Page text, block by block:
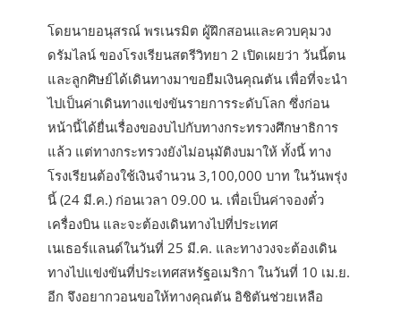
โดยนายอนุสรณ์ พรเนรมิต ผู้ฝึกสอนและควบคุมวง
ดรัมไลน์ ของโรงเรียนสตรีวิทยา 2 เปิดเผยว่า วันนี้ตน
และลูกศิษย์ได้เดินทางมาขอยืมเงินคุณตัน เพื่อที่จะนำ
ไปเป็นค่าเดินทางแข่งขันรายการระดับโลก ซึ่งก่อน
หน้านี้ได้ยื่นเรื่องของบไปกับทางกระทรวงศึกษาธิการ
แล้ว แต่ทางกระทรวงยังไม่อนุมัติงบมาให้ ทั้งนี้ ทาง
โรงเรียนต้องใช้เงินจำนวน 3,100,000 บาท ในวันพรุ่ง
นี้ (24 มี.ค.) ก่อนเวลา 09.00 น. เพื่อเป็นค่าจองตั๋ว
เครื่องบิน และจะต้องเดินทางไปที่ประเทศ
เนเธอร์แลนด์ในวันที่ 25 มี.ค. และทางวงจะต้องเดิน
ทางไปแข่งขันที่ประเทศสหรัฐอเมริกา ในวันที่ 10 เม.ย.
อีก จึงอยากวอนขอให้ทางคุณตัน อิชิตันช่วยเหลือ